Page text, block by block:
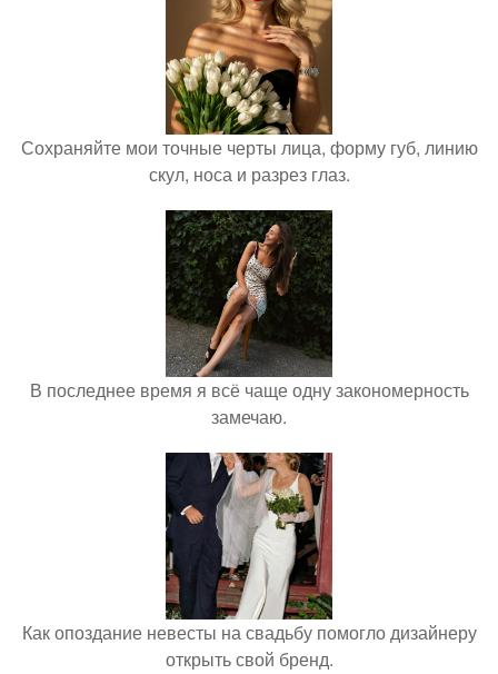
Сохраняйте мои точные черты лица, форму губ, линию
скул, носа и разрез глаз.
В последнее время я всё чаще одну закономерность
замечаю.
Как опоздание невесты на свадьбу помогло дизайнеру
открыть свой бренд.